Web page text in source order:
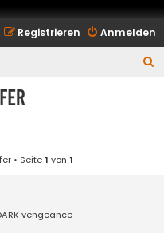
Anmelden
Registrieren
• Seite1 von 1
vengeance